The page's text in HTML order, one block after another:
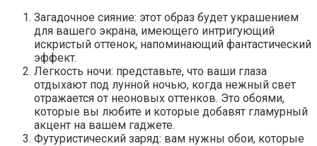
Загадочное сияние: этот образ будет украшением
для вашего экрана, имеющего интригующий
искристый оттенок, напоминающий фантастический
эффект.
Легкость ночи: представьте, что ваши глаза
отдыхают под лунной ночью, когда нежный свет
отражается от неоновых оттенков. Это обоями,
которые вы любите и которые добавят гламурный
акцент на вашем гаджете.
Футуристический заряд: вам нужны обои, которые